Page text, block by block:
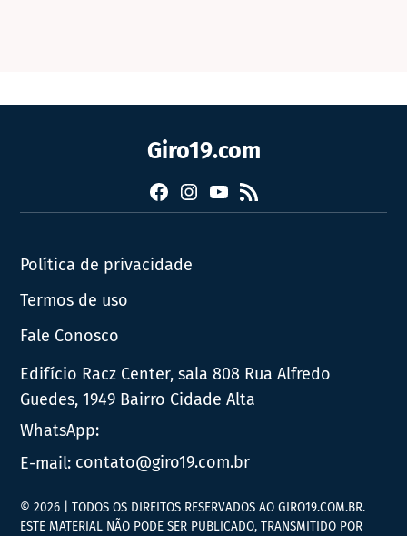
Giro19.com
FacebookInstagram
YouTube
RSS
Política de privacidade
Termos de uso
Fale Conosco
Edifício Racz Center, sala 808 Rua Alfredo
Guedes, 1949 Bairro Cidade Alta
WhatsApp:
E-mail: contato@giro19.com.br
© 2026 | TODOS OS DIREITOS RESERVADOS AO GIRO19.COM.BR.
ESTE MATERIAL NÃO PODE SER PUBLICADO, TRANSMITIDO POR